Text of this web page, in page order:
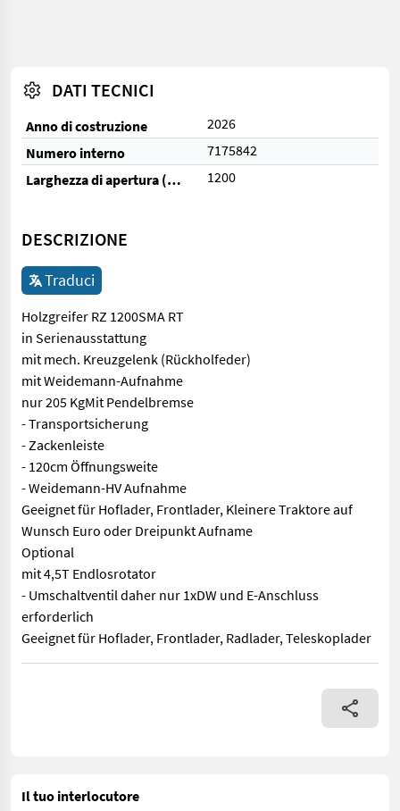
DATI TECNICI
Anno di costruzione
2026
Numero interno
7175842
Larghezza di apertura (cm)
1200
DESCRIZIONE
Traduci
Holzgreifer RZ 1200SMA RT
in Serienausstattung
mit mech. Kreuzgelenk (Rückholfeder)
mit Weidemann-Aufnahme
nur 205 KgMit Pendelbremse
- Transportsicherung
- Zackenleiste
- 120cm Öffnungsweite
- Weidemann-HV Aufnahme
Geeignet für Hoflader, Frontlader, Kleinere Traktore auf
Wunsch Euro oder Dreipunkt Aufname
Optional
mit 4,5T Endlosrotator
- Umschaltventil daher nur 1xDW und E-Anschluss
erforderlich
Geeignet für Hoflader, Frontlader, Radlader, Teleskoplader
Holzgreifer RZ 1200SMA RT in Serienausstattung mit mech.
Il tuo interlocutore